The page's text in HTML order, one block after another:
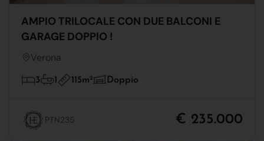
AMPIO TRILOCALE CON DUE BALCONI E
GARAGE DOPPIO !
Verona
3 1 115m2 Doppio
PTN235 € 235.000